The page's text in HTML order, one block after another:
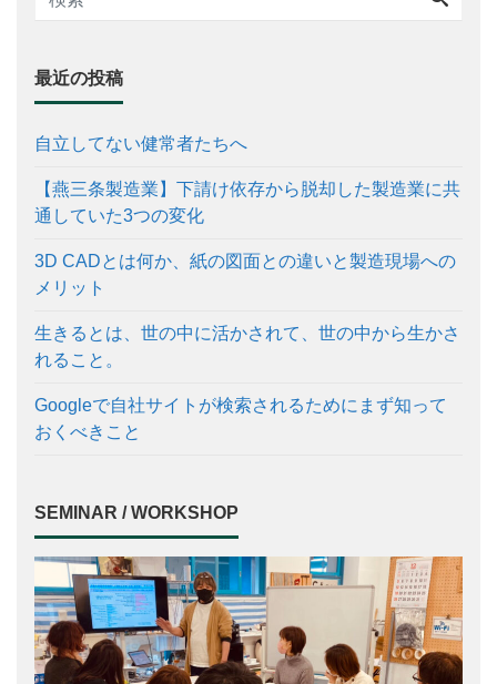
最近の投稿
自立してない健常者たちへ
【燕三条製造業】下請け依存から脱却した製造業に共
通していた3つの変化
3D CADとは何か、紙の図面との違いと製造現場への
メリット
生きるとは、世の中に活かされて、世の中から生かさ
れること。
Googleで自社サイトが検索されるためにまず知って
おくべきこと
SEMINAR / WORKSHOP